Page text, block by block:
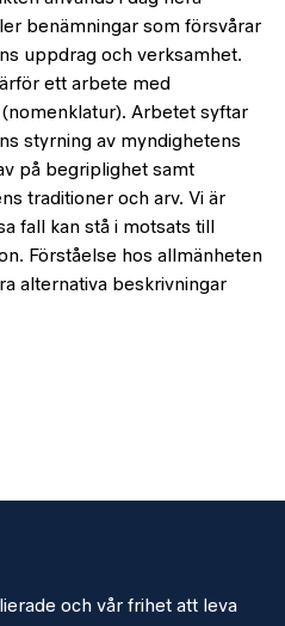
benämningar som försvårar
uppdrag och verksamhet.
ett arbete med
Arbetet syftar
styrning av myndighetens
på begriplighet samt
traditioner och arv. Vi är
fall kan stå i motsats till
Förståelse hos allmänheten
alternativa beskrivningar
och vår frihet att leva